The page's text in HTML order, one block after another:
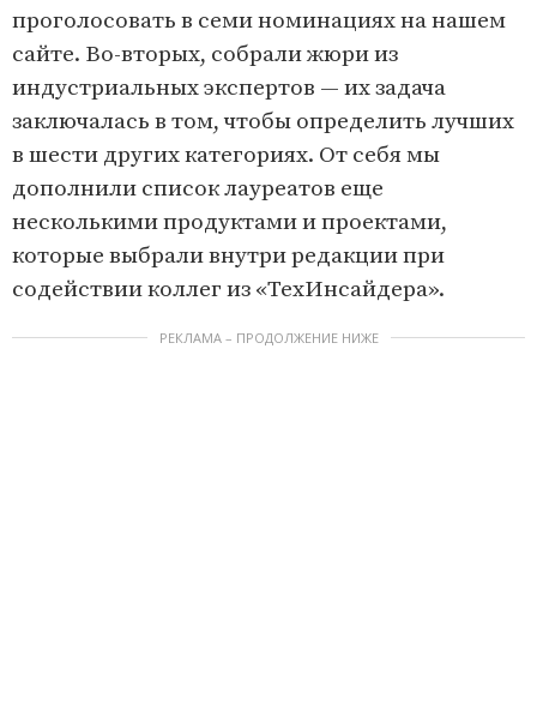
проголосовать в семи номинациях на нашем
сайте. Во-вторых, собрали жюри из
индустриальных экспертов — их задача
заключалась в том, чтобы определить лучших
в шести других категориях. От себя мы
дополнили список лауреатов еще
несколькими продуктами и проектами,
которые выбрали внутри редакции при
содействии коллег из «ТехИнсайдера».
РЕКЛАМА – ПРОДОЛЖЕНИЕ НИЖЕ